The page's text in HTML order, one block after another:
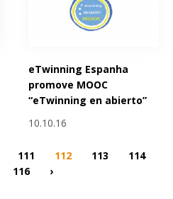
eTwinning Espanha
promove MOOC
“eTwinning en abierto”
10.10.16
111 112 113
114
116 ›